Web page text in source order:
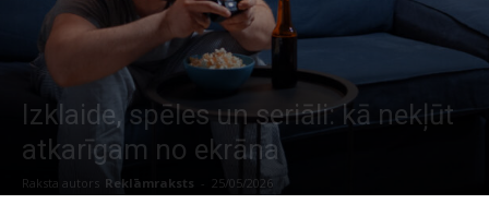
Izklaide, spēles un seriāli: kā nekļūt
atkarīgam no ekrāna
Raksta autors Reklāmraksts - 25/05/2026